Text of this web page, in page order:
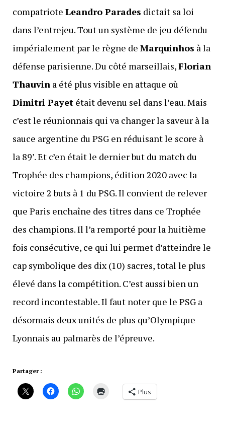
compatriote Leandro Parades dictait sa loi
dans l’entrejeu. Tout un système de jeu défendu
impérialement par le règne de Marquinhos à la
défense parisienne. Du côté marseillais,Florian
Thauvina été plus visible en attaque où
Dimitri Payetétait devenu sel dans l’eau. Mais
c’est le réunionnais qui va changer la saveur à la
sauce argentine du PSG en réduisant le score à
la 89’. Et c’en était le dernier but du match du
Trophée des champions, édition 2020 avec la
victoire 2 buts à 1 du PSG. Il convient de relever
que Paris enchaîne des titres dans ce Trophée
des champions. Il l’a remporté pour la huitième
fois consécutive, ce qui lui permet d’atteindre le
cap symbolique des dix (10) sacres, total le plus
élevé dans la compétition. C’est aussi bien un
record incontestable. Il faut noter que le PSG a
désormais deux unités de plus qu’Olympique
Lyonnais au palmarès de l’épreuve.
Partager :
Plus